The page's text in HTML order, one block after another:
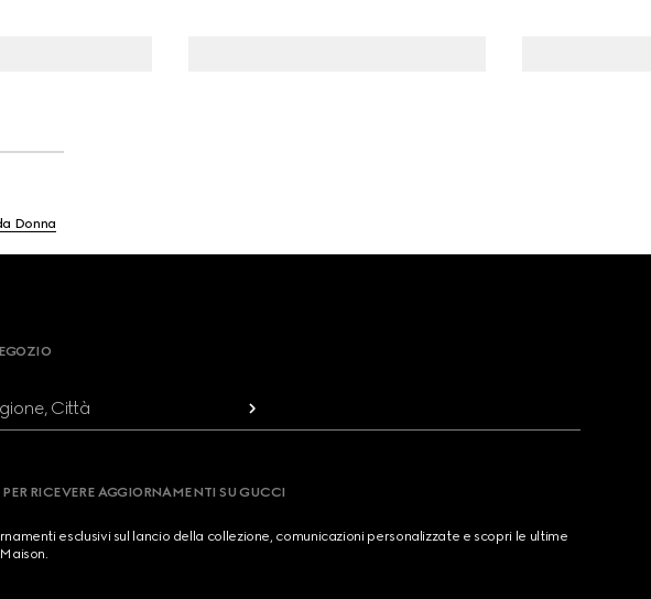
Donna
Città
PER RICEVERE AGGIORNAMENTI SU GUCCI
esclusivi sul lancio della collezione, comunicazioni personalizzate e scopri le ultime